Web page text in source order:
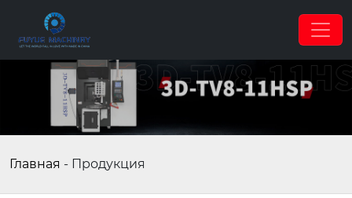
Главная - Продукция